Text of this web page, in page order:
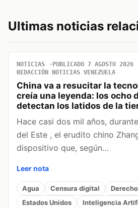
Ultimas noticias
NOTICIAS PUBLICADO 7 AGOSTO 2026
REDACCIÓN NOTICIAS VENEZUELA
China va a resucitar la
creía una leyenda: los ocho
detectan los latidos de la
Hace casi dos mil años,
del Este , el erudito chino
dispositivo que, según…
Leer nota
Agua Censura digital
Estados Unidos
Inteligencia